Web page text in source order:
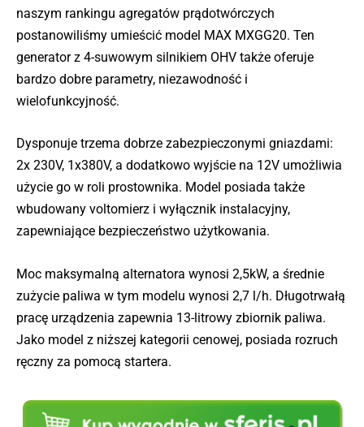
naszym rankingu agregatów prądotwórczych
postanowiliśmy umieścić model MAX MXGG20. Ten
generator z 4-suwowym silnikiem OHV także oferuje
bardzo dobre parametry, niezawodność i
wielofunkcyjność.
Dysponuje trzema dobrze zabezpieczonymi gniazdami:
2x 230V, 1x380V, a dodatkowo wyjście na 12V umożliwia
użycie go w roli prostownika. Model posiada także
wbudowany voltomierz i wyłącznik instalacyjny,
zapewniające bezpieczeństwo użytkowania.
Moc maksymalną alternatora wynosi 2,5kW, a średnie
zużycie paliwa w tym modelu wynosi 2,7 l/h. Długotrwałą
pracę urządzenia zapewnia 13-litrowy zbiornik paliwa.
Jako model z niższej kategorii cenowej, posiada rozruch
ręczny za pomocą startera.